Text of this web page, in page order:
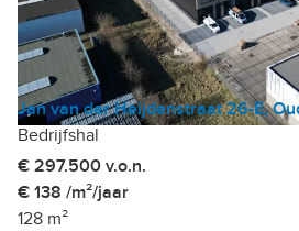
Jan van der Heijdenstraat 26-E,
Bedrijfshal
€ 297.500 v.o.n.
€ 138 /m²/jaar
128 m²